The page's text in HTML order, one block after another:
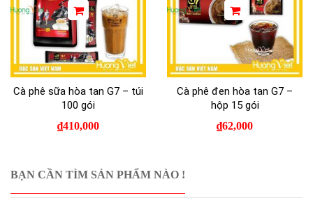
BẠN CẦN TÌM SẢN PHẨM NÀO !
Cà phê sữa hòa tan G7 – túi
100 gói
₫410,000
Cà phê đen hòa tan G7 –
hộp 15 gói
₫62,000